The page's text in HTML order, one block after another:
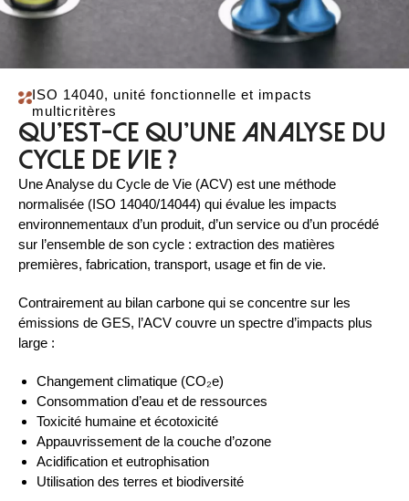
ISO 14040, unité fonctionnelle et impacts
multicritères
Qu'est-ce qu'une Analyse du
Cycle de Vie ?
Une Analyse du Cycle de Vie (ACV) est une méthode
normalisée (ISO 14040/14044) qui évalue les impacts
environnementaux d’un produit, d’un service ou d’un procédé
sur l’ensemble de son cycle : extraction des matières
premières, fabrication, transport, usage et fin de vie.
Contrairement au bilan carbone qui se concentre sur les
émissions de GES, l’ACV couvre un spectre d’impacts plus
large :
Changement climatique (CO₂e)
Consommation d’eau et de ressources
Toxicité humaine et écotoxicité
Appauvrissement de la couche d’ozone
Acidification et eutrophisation
Utilisation des terres et biodiversité